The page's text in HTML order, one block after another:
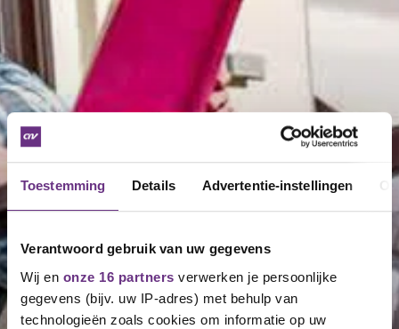
Toestemming Details Advertentie-instellingen
Verantwoord gebruik van uw gegevens
Wij en onze 16 partners verwerken je persoonlijke
gegevens (bijv. uw IP-adres) met behulp van
technologieën zoals cookies om informatie op uw